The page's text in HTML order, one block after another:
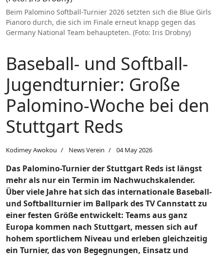
Beim Palomino Softball-Turnier 2026 setzten sich die Blue Girls
Pianoro durch, die sich im Finale erneut knapp gegen das
Germany National Team behaupteten. (Foto: Iris Drobny)
Baseball- und Softball-
Jugendturnier: Große
Palomino-Woche bei den
Stuttgart Reds
Kodimey Awokou News Verein 04 May 2026
Das Palomino-Turnier der Stuttgart Reds ist längst
mehr als nur ein Termin im Nachwuchskalender.
Über viele Jahre hat sich das internationale Baseball-
und Softballturnier im Ballpark des TV Cannstatt zu
einer festen Größe entwickelt: Teams aus ganz
Europa kommen nach Stuttgart, messen sich auf
hohem sportlichem Niveau und erleben gleichzeitig
ein Turnier, das von Begegnungen, Einsatz und